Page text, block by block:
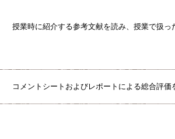
授業時に紹介する参考文献を読み、授業で扱
コメントシートおよびレポートによる総合評価